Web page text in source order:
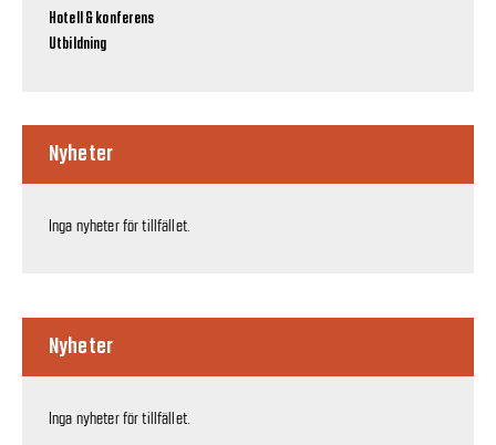
Hotell & konferens
Utbildning
Nyheter
Inga nyheter för tillfället.
Nyheter
Inga nyheter för tillfället.